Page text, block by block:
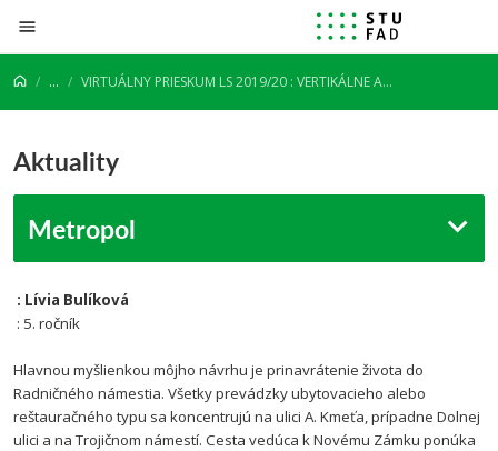
Prejsť na obsah
... VIRTUÁLNY PRIESKUM LS 2019/20 : VERTIKÁLNE ATELIÉRY
Aktuality
Metropol
: Lívia Bulíková
: 5. ročník
Hlavnou myšlienkou môjho návrhu je prinavrátenie života do
Radničného námestia. Všetky prevádzky ubytovacieho alebo
reštauračného typu sa koncentrujú na ulici A. Kmeťa, prípadne Dolnej
ulici a na Trojičnom námestí. Cesta vedúca k Novému Zámku ponúka